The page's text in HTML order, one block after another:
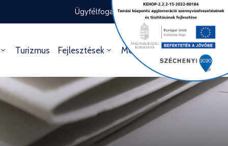
Ügyfélfogadás rendje Ügyintézés
Turizmus Fejlesztések Média Kultúra